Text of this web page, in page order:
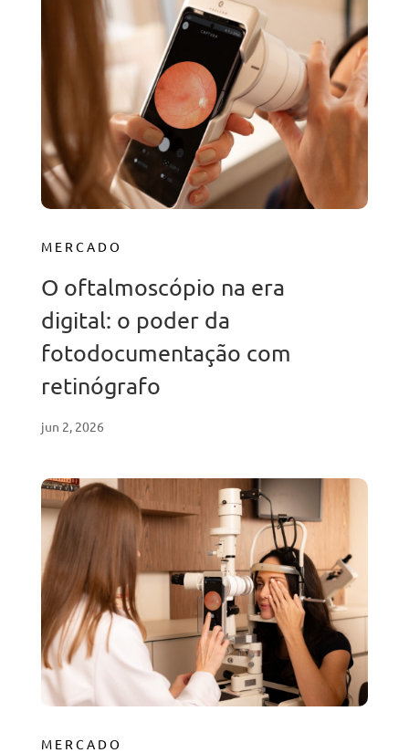
O oftalmoscópio na era
digital: o poder da
fotodocumentação com
retinógrafo
jun 2, 2026
MERCADO
MERCADO